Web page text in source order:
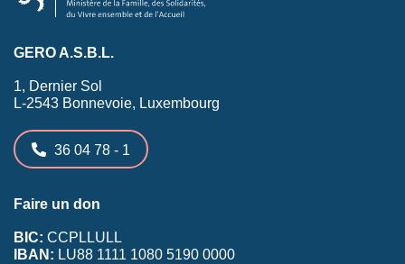
GERO A.S.B.L.
1, Dernier Sol
L-2543 Bonnevoie, Luxembourg
36 04 78 - 1
Faire un don
BIC: CCPLLULL
IBAN: LU88 1111 1080 5190 0000